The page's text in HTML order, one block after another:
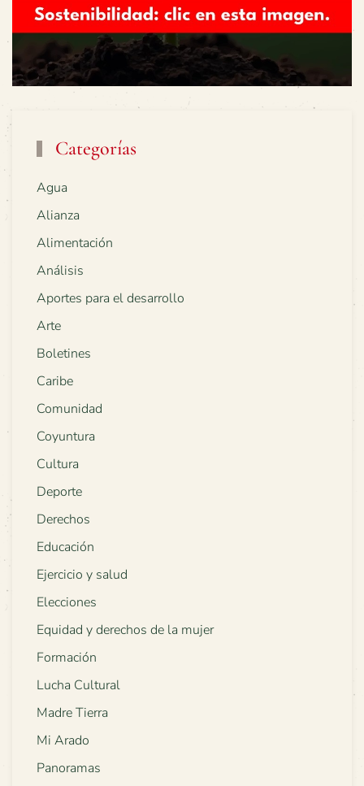
Categorías
Agua
Alianza
Alimentación
Análisis
Aportes para el desarrollo
Arte
Boletines
Caribe
Comunidad
Coyuntura
Cultura
Deporte
Derechos
Educación
Ejercicio y salud
Elecciones
Equidad y derechos de la mujer
Formación
Lucha Cultural
Madre Tierra
Mi Arado
Panoramas